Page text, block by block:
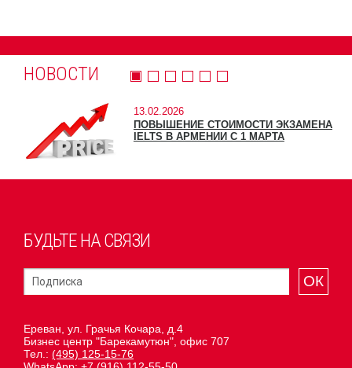
НОВОСТИ
13.02.2026
ПОВЫШЕНИЕ СТОИМОСТИ ЭКЗАМЕНА
IELTS В АРМЕНИИ С 1 МАРТА
БУДЬТЕ НА СВЯЗИ
ОК
Ереван, ул. Грачья Кочара, д.4
Бизнес центр "Барекамутюн", офис 707
Тел.: (495) 125-15-76